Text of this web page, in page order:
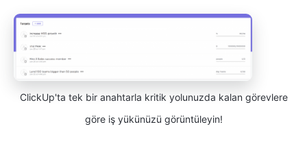
ClickUp'ta tek bir anahtarla kritik yolunuzda kalan görevlere
göre iş yükünüzü görüntüleyin!